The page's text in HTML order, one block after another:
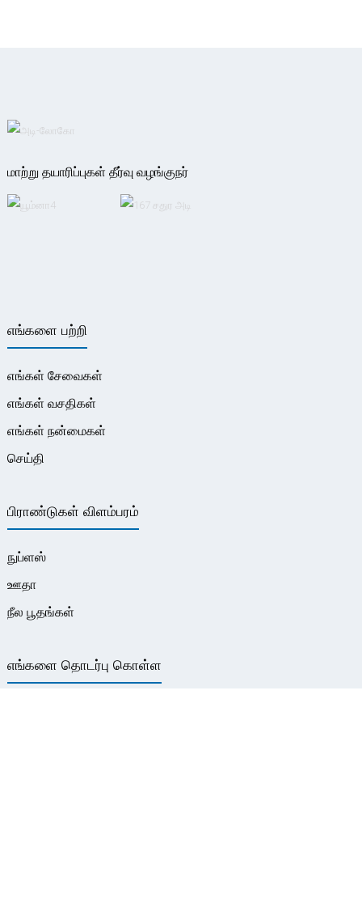
மாற்று தயாரிப்புகள் தீர்வு வழங்குநர்
எங்களை பற்றி
எங்கள் சேவைகள்
எங்கள் வசதிகள்
எங்கள் நன்மைகள்
செய்தி
பிராண்டுகள் விளம்பரம்
நுப்ளஸ்
ஊதா
நீல பூதங்கள்
எங்களை தொடர்பு கொள்ள